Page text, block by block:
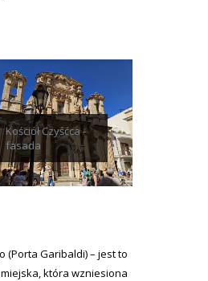
Kościół Czyśćca -
fasada
(Porta Garibaldi) – jest to
która wzniesiona